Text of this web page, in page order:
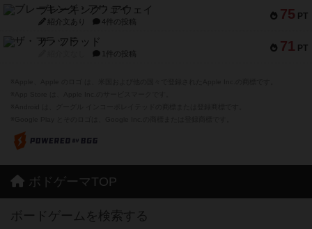
75 PT
ブレーキング・アウェイ
紹介文あり 4件の投稿
71 PT
ザ・フラッド
1件の投稿
ボドゲーマTOP
ボードゲームを検索する